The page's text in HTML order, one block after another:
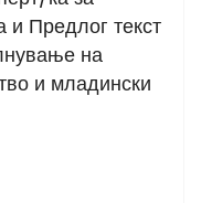
и Предлог текст
на
и младински